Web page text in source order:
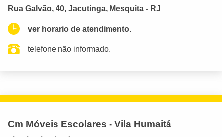
Rua Galvão, 40, Jacutinga, Mesquita - RJ
ver horario de atendimento.
telefone não informado.
Cm Móveis Escolares - Vila Humaitá